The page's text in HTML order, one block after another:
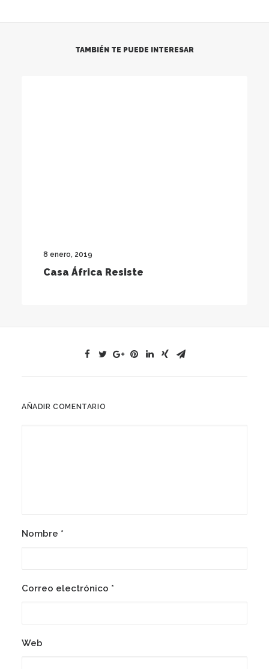
TAMBIÉN TE PUEDE INTERESAR
8 enero, 2019
Casa África Resiste
AÑADIR COMENTARIO
Nombre *
Correo electrónico *
Web